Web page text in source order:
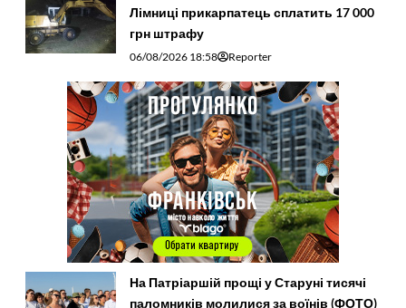
Лімниці прикарпатець сплатить 17 000
грн штрафу
06/08/2026 18:58 Reporter
На Патріаршій прощі у Старуні тисячі
паломників молилися за воїнів (ФОТО)